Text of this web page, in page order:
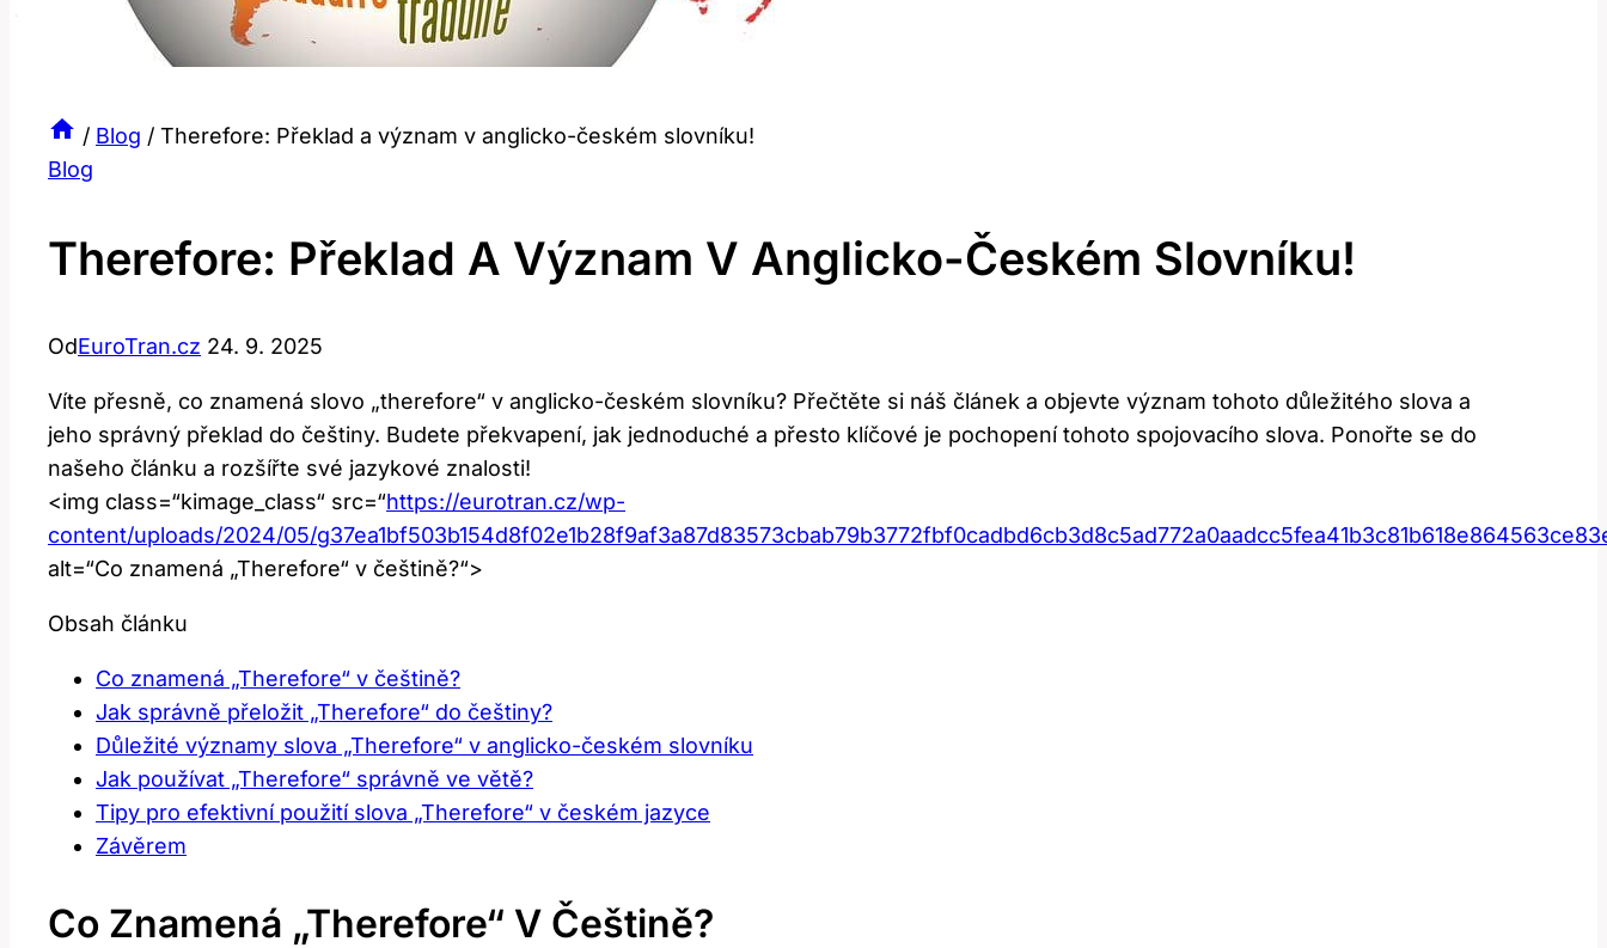
/ Blog / Therefore: Překlad a význam v anglicko-českém slovníku!
Blog
Therefore: Překlad A Význam V Anglicko-Českém Slovníku!
OdEuroTran.cz 24. 9. 2025
Víte přesně, co znamená slovo „therefore“ v anglicko-českém slovníku? Přečtěte si náš článek a objevte význam tohoto důležitého slova a
jeho správný překlad do češtiny. Budete překvapení, jak jednoduché a přesto klíčové je pochopení tohoto spojovacího slova. Ponořte se do
našeho článku a rozšířte své jazykové znalosti!
<img class=“kimage_class“ src=“https://eurotran.cz/wp-
content/uploads/2024/05/
alt=“Co znamená „Therefore“ v češtině?“>
Obsah článku
Co znamená „Therefore“ v češtině?
Jak správně přeložit „Therefore“ do češtiny?
Důležité významy slova „Therefore“ v anglicko-českém slovníku
Jak používat „Therefore“ správně ve větě?
Tipy pro efektivní použití slova „Therefore“ v českém jazyce
Závěrem
Co Znamená „Therefore“ V Češtině?